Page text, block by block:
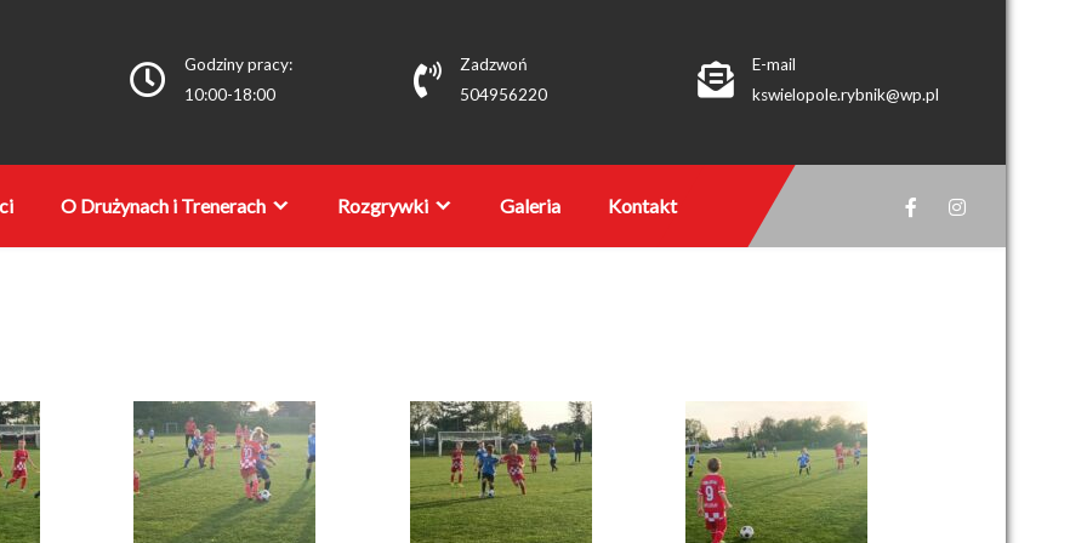
Godziny pracy:
10:00-18:00
Zadzwoń
504956220
E-mail
kswielopole.rybnik@wp.pl
O Drużynach i Trenerach Rozgrywki Galeria Kontakt